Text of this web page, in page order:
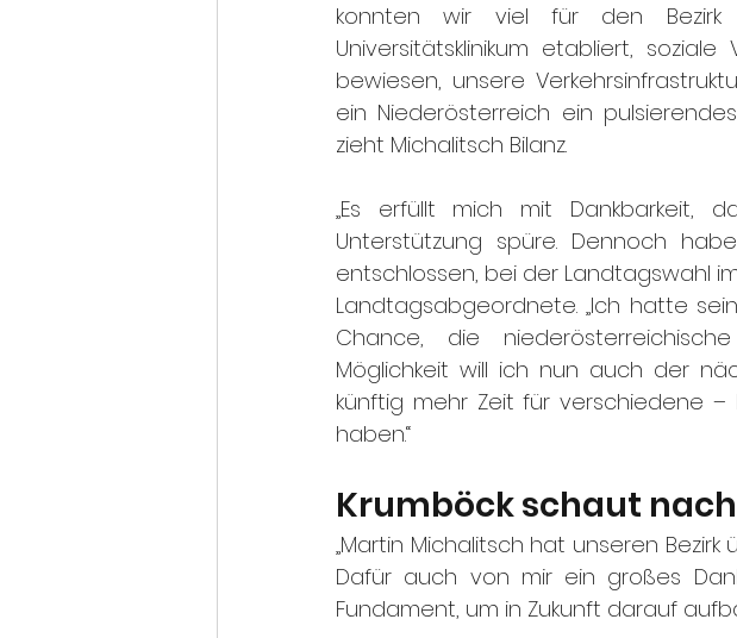
konnten wir viel für den Bezirk
Universitätsklinikum etabliert,
bewiesen, unsere
ein Niederösterreich ein
zieht Michalitsch Bilanz.
„Es erfüllt mich mit Dankbarkeit,
Unterstützung spüre. Dennoch
entschlossen, bei der Landtagswahl
Landtagsabgeordnete. „Ich hatte
Chance, die
Möglichkeit will ich nun auch der
künftig mehr Zeit für verschiedene
haben.“
Krumböck schaut
„Martin Michalitsch hat unseren
Dafür auch von mir ein großes
Fundament, um in Zukunft darauf